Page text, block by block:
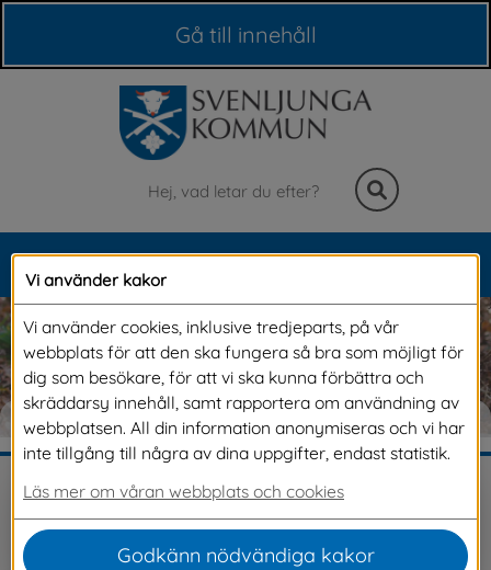
Gå till innehåll
Sök
Meny
NÄRINGSLIV & ARBETE
Att jobba hos oss
Vi använder kakor
Vi använder cookies, inklusive tredjeparts, på vår
webbplats för att den ska fungera så bra som möjligt för
dig som besökare, för att vi ska kunna förbättra och
skräddarsy innehåll, samt rapportera om användning av
webbplatsen. All din information anonymiseras och vi har
inte tillgång till några av dina uppgifter, endast statistik.
Läs mer om våran webbplats och cookies
Godkänn nödvändiga kakor